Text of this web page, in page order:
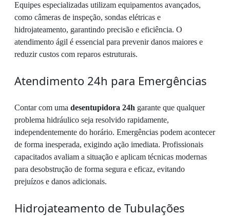
Equipes especializadas utilizam equipamentos avançados,
como câmeras de inspeção, sondas elétricas e
hidrojateamento, garantindo precisão e eficiência. O
atendimento ágil é essencial para prevenir danos maiores e
reduzir custos com reparos estruturais.
Atendimento 24h para Emergências
Contar com uma desentupidora 24h garante que qualquer
problema hidráulico seja resolvido rapidamente,
independentemente do horário. Emergências podem acontecer
de forma inesperada, exigindo ação imediata. Profissionais
capacitados avaliam a situação e aplicam técnicas modernas
para desobstrução de forma segura e eficaz, evitando
prejuízos e danos adicionais.
Hidrojateamento de Tubulações